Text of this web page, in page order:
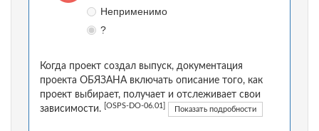
Неприменимо
?
Когда проект создал выпуск, документация
проекта ОБЯЗАНА включать описание того, как
проект выбирает, получает и отслеживает свои
зависимости.
[OSPS-DO-06.01] Показать подробности